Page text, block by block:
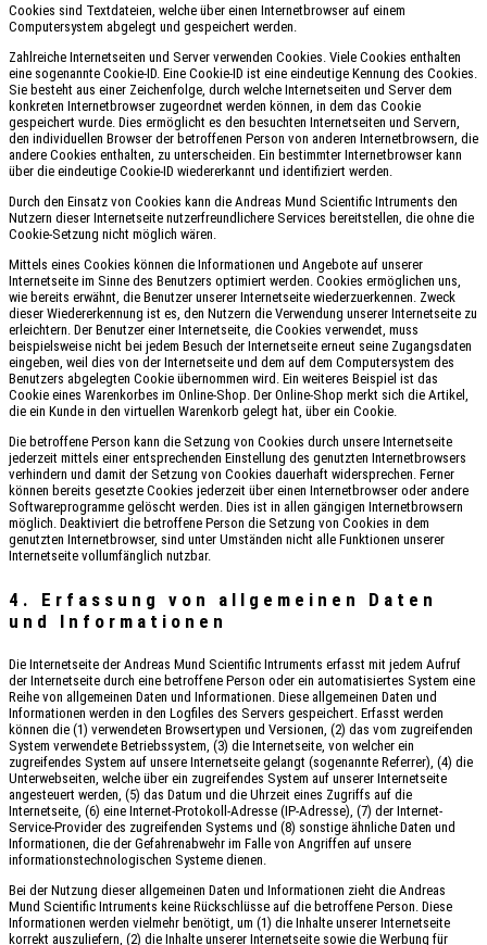
Cookies sind Textdateien, welche über einen Internetbrowser auf einem
Computersystem abgelegt und gespeichert werden.
Zahlreiche Internetseiten und Server verwenden Cookies. Viele Cookies enthalten
eine sogenannte Cookie-ID. Eine Cookie-ID ist eine eindeutige Kennung des Cookies.
Sie besteht aus einer Zeichenfolge, durch welche Internetseiten und Server dem
konkreten Internetbrowser zugeordnet werden können, in dem das Cookie
gespeichert wurde. Dies ermöglicht es den besuchten Internetseiten und Servern,
den individuellen Browser der betroffenen Person von anderen Internetbrowsern, die
andere Cookies enthalten, zu unterscheiden. Ein bestimmter Internetbrowser kann
über die eindeutige Cookie-ID wiedererkannt und identifiziert werden.
Durch den Einsatz von Cookies kann die Andreas Mund Scientific Intruments den
Nutzern dieser Internetseite nutzerfreundlichere Services bereitstellen, die ohne die
Cookie-Setzung nicht möglich wären.
Mittels eines Cookies können die Informationen und Angebote auf unserer
Internetseite im Sinne des Benutzers optimiert werden. Cookies ermöglichen uns,
wie bereits erwähnt, die Benutzer unserer Internetseite wiederzuerkennen. Zweck
dieser Wiedererkennung ist es, den Nutzern die Verwendung unserer Internetseite zu
erleichtern. Der Benutzer einer Internetseite, die Cookies verwendet, muss
beispielsweise nicht bei jedem Besuch der Internetseite erneut seine Zugangsdaten
eingeben, weil dies von der Internetseite und dem auf dem Computersystem des
Benutzers abgelegten Cookie übernommen wird. Ein weiteres Beispiel ist das
Cookie eines Warenkorbes im Online-Shop. Der Online-Shop merkt sich die Artikel,
die ein Kunde in den virtuellen Warenkorb gelegt hat, über ein Cookie.
Die betroffene Person kann die Setzung von Cookies durch unsere Internetseite
jederzeit mittels einer entsprechenden Einstellung des genutzten Internetbrowsers
verhindern und damit der Setzung von Cookies dauerhaft widersprechen. Ferner
können bereits gesetzte Cookies jederzeit über einen Internetbrowser oder andere
Softwareprogramme gelöscht werden. Dies ist in allen gängigen Internetbrowsern
möglich. Deaktiviert die betroffene Person die Setzung von Cookies in dem
genutzten Internetbrowser, sind unter Umständen nicht alle Funktionen unserer
Internetseite vollumfänglich nutzbar.
4. Erfassung von allgemeinen Daten
und Informationen
Die Internetseite der Andreas Mund Scientific Intruments erfasst mit jedem Aufruf
der Internetseite durch eine betroffene Person oder ein automatisiertes System eine
Reihe von allgemeinen Daten und Informationen. Diese allgemeinen Daten und
Informationen werden in den Logfiles des Servers gespeichert. Erfasst werden
können die (1) verwendeten Browsertypen und Versionen, (2) das vom zugreifenden
System verwendete Betriebssystem, (3) die Internetseite, von welcher ein
zugreifendes System auf unsere Internetseite gelangt (sogenannte Referrer), (4) die
Unterwebseiten, welche über ein zugreifendes System auf unserer Internetseite
angesteuert werden, (5) das Datum und die Uhrzeit eines Zugriffs auf die
Internetseite, (6) eine Internet-Protokoll-Adresse (IP-Adresse), (7) der Internet-
Service-Provider des zugreifenden Systems und (8) sonstige ähnliche Daten und
Informationen, die der Gefahrenabwehr im Falle von Angriffen auf unsere
informationstechnologischen Systeme dienen.
Bei der Nutzung dieser allgemeinen Daten und Informationen zieht die Andreas
Mund Scientific Intruments keine Rückschlüsse auf die betroffene Person. Diese
Informationen werden vielmehr benötigt, um (1) die Inhalte unserer Internetseite
korrekt auszuliefern, (2) die Inhalte unserer Internetseite sowie die Werbung für